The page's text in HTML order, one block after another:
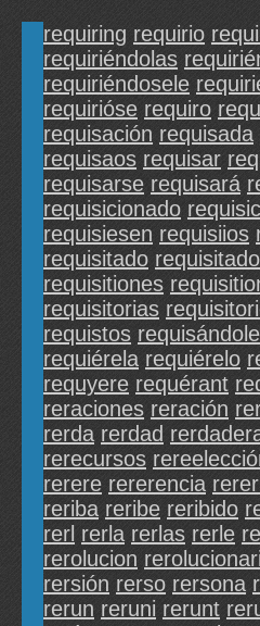
requiring requirio
requiriéndolas
requiriéndosele
requirióse requiro
requisación requisada
requisaos requisar
requisarse requisará
requisicionado
requisiesen requisiios
requisitado
requisitiones
requisitorias
requistos
requiérela requiérelo
requyere requérant
reraciones reración
rerda rerdad
rerecursos
rerere rererencia
reriba reribe reribido
rerl rerla rerlas rerle
rerolucion
rersión rerso rersona
rerun reruni rerunt